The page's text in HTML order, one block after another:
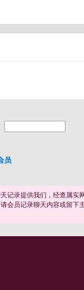
员
记录提供我们，经查属实
会员记录聊天内容或留下